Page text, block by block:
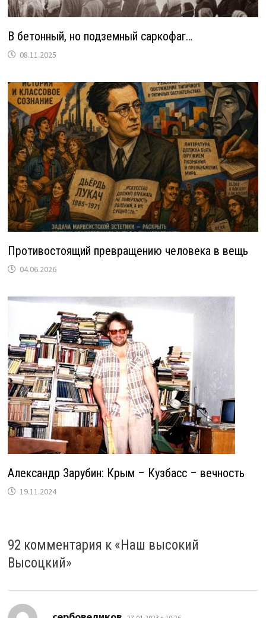
В бетонный, но подземный саркофаг…
08.11.2025
Противостоящий превращению человека в вещь
04.06.2026
Александр Зарубин: Крым – Кузбасс – вечность
19.11.2024
92 комментария к «Наш высокий
Высоцкий»
: